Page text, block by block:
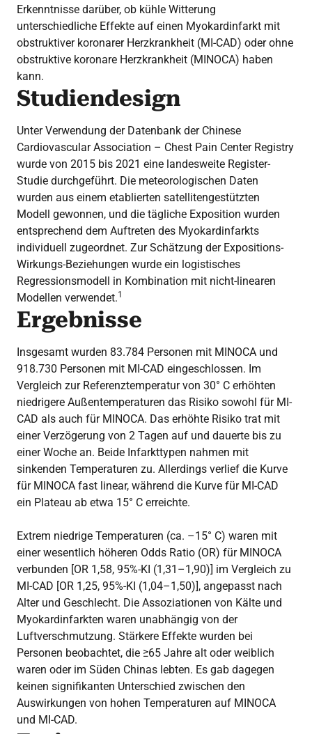
Erkenntnisse darüber, ob kühle Witterung
unterschiedliche Effekte auf einen Myokardinfarkt mit
obstruktiver koronarer Herzkrankheit (MI-CAD) oder ohne
obstruktive koronare Herzkrankheit (MINOCA) haben
kann.
Studiendesign
Unter Verwendung der Datenbank der Chinese
Cardiovascular Association – Chest Pain Center Registry
wurde von 2015 bis 2021 eine landesweite Register-
Studie durchgeführt. Die meteorologischen Daten
wurden aus einem etablierten satellitengestützten
Modell gewonnen, und die tägliche Exposition wurden
entsprechend dem Auftreten des Myokardinfarkts
individuell zugeordnet. Zur Schätzung der Expositions-
Wirkungs-Beziehungen wurde ein logistisches
Regressionsmodell in Kombination mit nicht-linearen
Modellen verwendet.1
Ergebnisse
Insgesamt wurden 83.784 Personen mit MINOCA und
918.730 Personen mit MI-CAD eingeschlossen. Im
Vergleich zur Referenztemperatur von 30° C erhöhten
niedrigere Außentemperaturen das Risiko sowohl für MI-
CAD als auch für MINOCA. Das erhöhte Risiko trat mit
einer Verzögerung von 2 Tagen auf und dauerte bis zu
einer Woche an. Beide Infarkttypen nahmen mit
sinkenden Temperaturen zu. Allerdings verlief die Kurve
für MINOCA fast linear, während die Kurve für MI-CAD
ein Plateau ab etwa 15° C erreichte.
Extrem niedrige Temperaturen (ca. –15° C) waren mit
einer wesentlich höheren Odds Ratio (OR) für MINOCA
verbunden [OR 1,58, 95%-KI (1,31–1,90)] im Vergleich zu
MI-CAD [OR 1,25, 95%-KI (1,04–1,50)], angepasst nach
Alter und Geschlecht. Die Assoziationen von Kälte und
Myokardinfarkten waren unabhängig von der
Luftverschmutzung. Stärkere Effekte wurden bei
Personen beobachtet, die ≥65 Jahre alt oder weiblich
waren oder im Süden Chinas lebten. Es gab dagegen
keinen signifikanten Unterschied zwischen den
Auswirkungen von hohen Temperaturen auf MINOCA
und MI-CAD.